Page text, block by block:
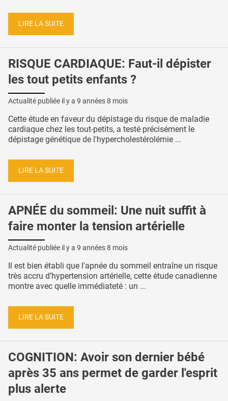
LIRE LA SUITE
RISQUE CARDIAQUE: Faut-il dépister
les tout petits enfants ?
Actualité publiée il y a 9 années 8 mois
Cette étude en faveur du dépistage du risque de maladie
cardiaque chez les tout-petits, a testé précisément le
dépistage génétique de l'hypercholestérolémie ...
LIRE LA SUITE
APNÉE du sommeil: Une nuit suffit à
faire monter la tension artérielle
Actualité publiée il y a 9 années 8 mois
Il est bien établi que l'apnée du sommeil entraîne un risque
très accru d’hypertension artérielle, cette étude canadienne
montre avec quelle immédiateté : un ...
LIRE LA SUITE
COGNITION: Avoir son dernier bébé
après 35 ans permet de garder l'esprit
plus alerte